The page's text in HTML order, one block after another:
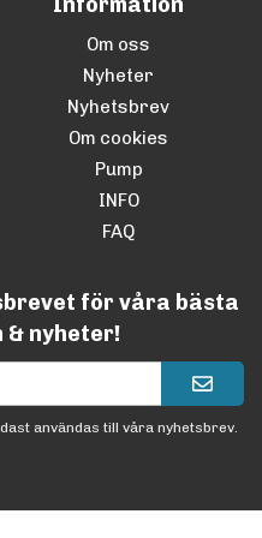
Om oss
Nyheter
Nyhetsbrev
Om cookies
Pump
INFO
FAQ
för våra bästa
& nyheter!
användas till våra nyhetsbrev.